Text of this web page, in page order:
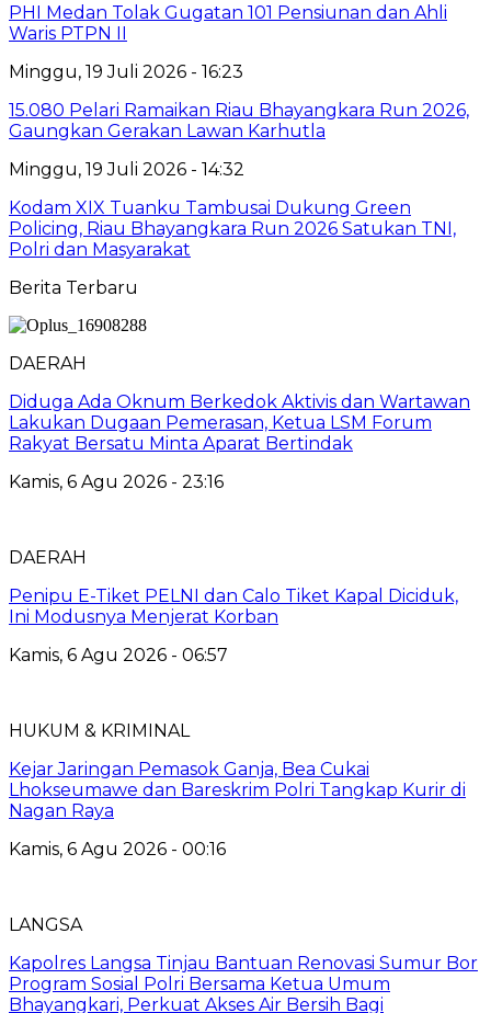
PHI Medan Tolak Gugatan 101 Pensiunan dan Ahli
Waris PTPN II
Minggu, 19 Juli 2026 - 16:23
15.080 Pelari Ramaikan Riau Bhayangkara Run 2026,
Gaungkan Gerakan Lawan Karhutla
Minggu, 19 Juli 2026 - 14:32
Kodam XIX Tuanku Tambusai Dukung Green
Policing, Riau Bhayangkara Run 2026 Satukan TNI,
Polri dan Masyarakat
Berita Terbaru
DAERAH
Diduga Ada Oknum Berkedok Aktivis dan Wartawan
Lakukan Dugaan Pemerasan, Ketua LSM Forum
Rakyat Bersatu Minta Aparat Bertindak
Kamis, 6 Agu 2026 - 23:16
DAERAH
Penipu E-Tiket PELNI dan Calo Tiket Kapal Diciduk,
Ini Modusnya Menjerat Korban
Kamis, 6 Agu 2026 - 06:57
HUKUM & KRIMINAL
Kejar Jaringan Pemasok Ganja, Bea Cukai
Lhokseumawe dan Bareskrim Polri Tangkap Kurir di
Nagan Raya
Kamis, 6 Agu 2026 - 00:16
LANGSA
Kapolres Langsa Tinjau Bantuan Renovasi Sumur Bor
Program Sosial Polri Bersama Ketua Umum
Bhayangkari, Perkuat Akses Air Bersih Bagi